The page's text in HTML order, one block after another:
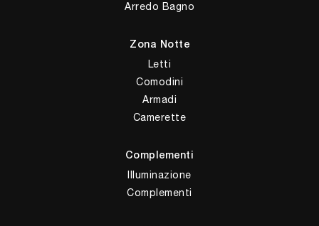
Arredo Bagno
Zona Notte
Letti
Comodini
Armadi
Camerette
Complementi
Illuminazione
Complementi